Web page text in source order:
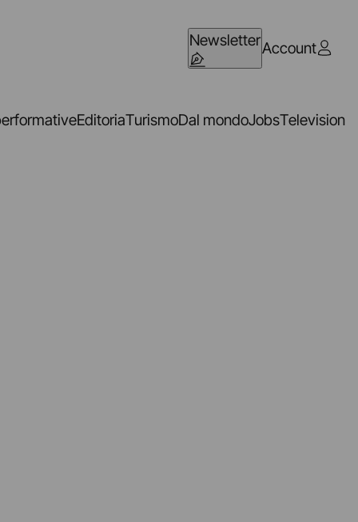
NewsletterAccount
EditoriaTurismoDal mondoJobsTelevision